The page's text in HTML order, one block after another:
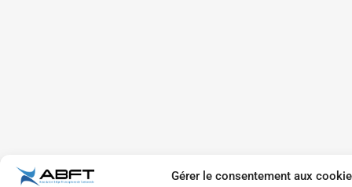
Gérer le consentement aux